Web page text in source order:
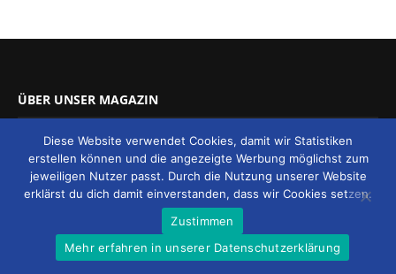
ÜBER UNSER MAGAZIN
MUCKE UND MEHR ist ein unabhängiges Magazin, das sich
Musik, Film und Themen aus dem Freizeit-Bereich widmet.
Diese Website verwendet Cookies, damit wir Statistiken
erstellen können und die angezeigte Werbung möglichst zum
jeweiligen Nutzer passt. Durch die Nutzung unserer Website
erklärst du dich damit einverstanden, dass wir Cookies setzen.
Zustimmen
Mehr erfahren in unserer Datenschutzerklärung